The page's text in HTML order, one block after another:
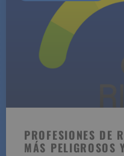
PROFESIONES DE
MÁS PELIGROSOS